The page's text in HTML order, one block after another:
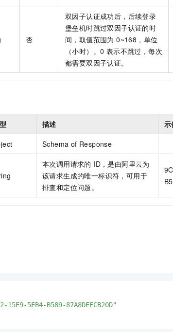
否
双因子认证成功后，后续登录
堡垒机时跳过双因子认证的时
间，取值范围为 0~168，单位
（小时）。0 表示不跳过，每次
都需要双因子认证。
描述 示
Schema of Response
本次调用请求的 ID，是由阿里云为
该请求生成的唯一标识符，可用于
排查和定位问题。
15E9-5EB4-B589-87A8DEECB20D"